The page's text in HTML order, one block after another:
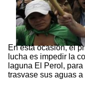
En esta ocasión, el
lucha es impedir la
laguna El Perol,
trasvase sus aguas